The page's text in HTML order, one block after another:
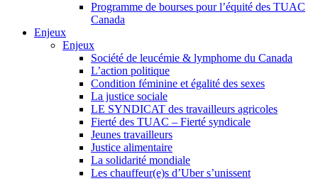
Programme de bourses pour l’équité des TUAC
Canada
Enjeux
Enjeux
Société de leucémie & lymphome du Canada
L’action politique
Condition féminine et égalité des sexes
La justice sociale
LE SYNDICAT des travailleurs agricoles
Fierté des TUAC – Fierté syndicale
Jeunes travailleurs
Justice alimentaire
La solidarité mondiale
Les chauffeur(e)s d’Uber s’unissent